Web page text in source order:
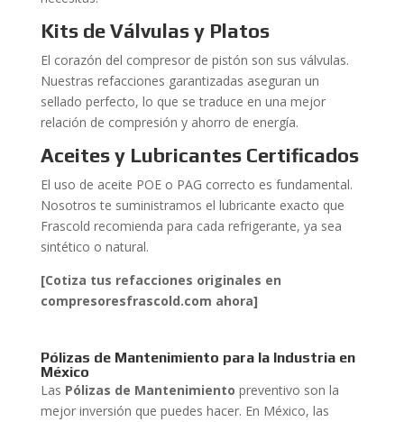
Kits de Válvulas y Platos
El corazón del compresor de pistón son sus válvulas.
Nuestras refacciones garantizadas aseguran un
sellado perfecto, lo que se traduce en una mejor
relación de compresión y ahorro de energía.
Aceites y Lubricantes Certificados
El uso de aceite POE o PAG correcto es fundamental.
Nosotros te suministramos el lubricante exacto que
Frascold recomienda para cada refrigerante, ya sea
sintético o natural.
[Cotiza tus refacciones originales en
compresoresfrascold.com ahora]
Pólizas de Mantenimiento para la Industria en
México
Las Pólizas de Mantenimiento preventivo son la
mejor inversión que puedes hacer. En México, las